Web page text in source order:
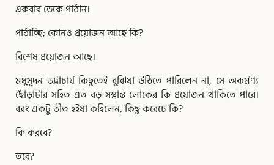
একবার ডেকে পাঠান।
পাঠাচ্ছি; কোনও প্রয়োজন আছে কি?
বিশেষ প্রয়োজন আছে।
মধুসূদন ভট্টাচার্য কিছুতেই বুঝিয়া উঠিতে পারিলেন না, সে অকর্মণ্য
ছোঁড়াটার সহিত এত বড় সম্ভ্রান্ত লোকের কি প্রয়োজন থাকিতে পারে।
বরং একটু ভীত হইয়া কহিলেন, কিছু করেচে কি?
কি করবে?
তবে?